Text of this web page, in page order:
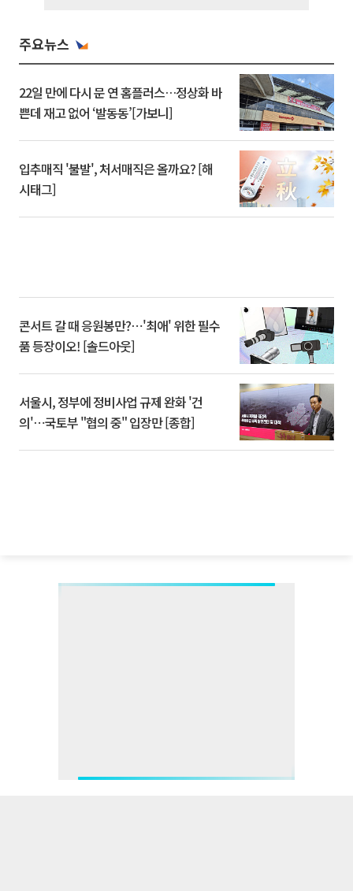
주요뉴스
22일 만에 다시 문 연 홈플러스…정상화 바
쁜데 재고 없어 ‘발동동’[가보니]
입추매직 '불발', 처서매직은 올까요? [해
시태그]
콘서트 갈 때 응원봉만?⋯'최애' 위한 필수
품 등장이오! [솔드아웃]
서울시, 정부에 정비사업 규제 완화 '건
의'⋯국토부 "협의 중" 입장만 [종합]